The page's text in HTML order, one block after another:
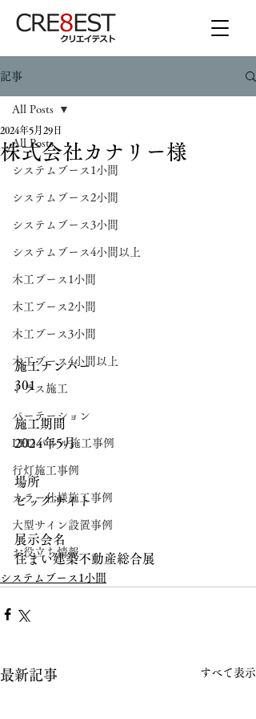
記事
All Posts
システムブース1小間
システムブース2小間
システムブース3小間
システムブース4小間以上
木工ブース1小間
木工ブース2小間
木工ブース3小間
木工ブース4小間以上
トラス施工
パーテーション
LEDパネル施工事例
行灯施工事例
カラー仕様施工事例
大型サイン設置事例
お役立ち情報
All Posts
株式会社カナリー様
2024年5月29日
施工ナンバー
301
施工期間
2024年5月
場所
ビッグサイト
展示会名
住まい建築不動産総合展
システムブース1小間
最新記事 すべて表示